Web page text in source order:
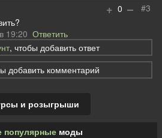
#3
+ 0 –
19:20 Ответить
, чтобы добавить ответ
добавить комментарий
и розыгрыши
моды